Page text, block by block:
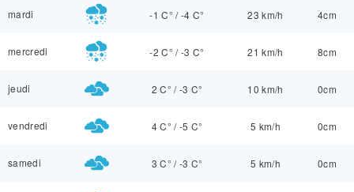
mardi -1 C° /-4 C° 23 km/h 4cm
mercredi -2 C° /-3 C° 21 km/h 8cm
jeudi 2 C° / -3 C° 10 km/h 0cm
vendredi 4 C° / -5 C° 5 km/h 0cm
samedi 3 C° / -3 C° 5 km/h 0cm